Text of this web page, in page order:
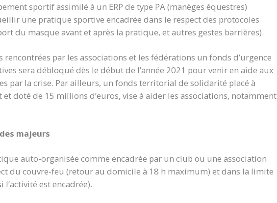
sportif assimilé à un ERP de type PA (manèges équestres)
une pratique sportive encadrée dans le respect des protocoles
du masque avant et après la pratique, et autres gestes barrières).
par les associations et les fédérations un fonds d’urgence
sera débloqué dès le début de l’année 2021 pour venir en aide aux
par la crise. Par ailleurs, un fonds territorial de solidarité placé à
et doté de 15 millions d’euros, vise à aider les associations, notamment
majeurs
auto-organisée comme encadrée par un club ou une association
du couvre-feu (retour au domicile à 18 h maximum) et dans la limite
l’activité est encadrée).